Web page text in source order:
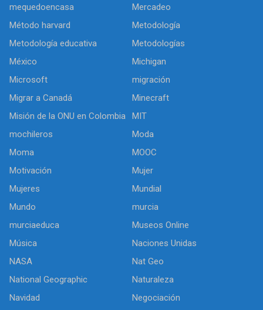
mequedoencasa
Mercadeo
Método harvard
Metodología
Metodología educativa
Metodologías
México
Michigan
Microsoft
migración
Migrar a Canadá
Minecraft
Misión de la ONU en Colombia
MIT
mochileros
Moda
Moma
MOOC
Motivación
Mujer
Mujeres
Mundial
Mundo
murcia
murciaeduca
Museos Online
Música
Naciones Unidas
NASA
Nat Geo
National Geographic
Naturaleza
Navidad
Negociación